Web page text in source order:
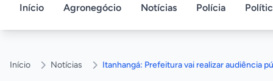
Início Agronegócio Notícias Polícia
Início Notícias Itanhangá: Prefeitura vai realizar audiência